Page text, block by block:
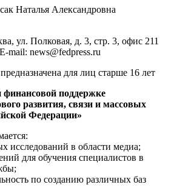
Наталья Александровна
ул. Полковая, д. 3, стр. 3, офис 211
mail: news@fedpress.ru
для лиц старше 16 лет
поддержке
развития, связи и массовых
Федерации»
исследований в области медиа;
для обучения специалистов в
по созданию различных баз